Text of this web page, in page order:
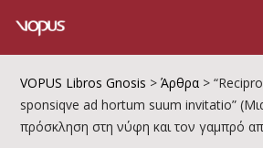
VOPUS Libros Gnosis >Άρθρα >
sponsiqve ad hortum suum invitatio”
πρόσκληση στη νύφη και τον γαμπρό